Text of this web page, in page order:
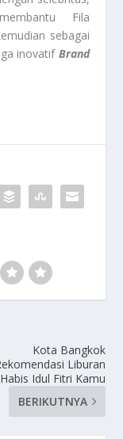
Fila
sebagai
inovatifBrand
Kota Bangkok
Liburan
Idul Fitri Kamu
BERIKUTNYA